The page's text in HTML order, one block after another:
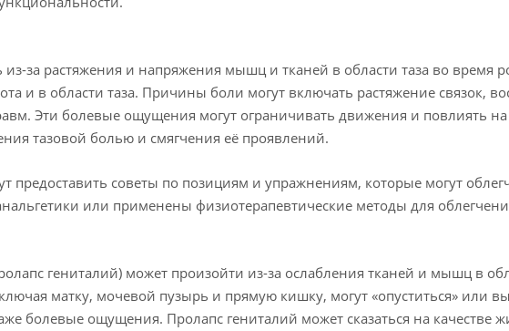
за растяжения и напряжения мышц и тканей в области таза во время
и в области таза. Причины боли могут включать растяжение связок,
Эти болевые ощущения могут ограничивать движения и повлиять
тазовой болью и смягчения её проявлений.
предоставить советы по позициям и упражнениям, которые могут
или применены физиотерапевтические методы для
гениталий) может произойти из-за ослабления тканей и мышц в
матку, мочевой пузырь и прямую кишку, могут «опуститься» или
болевые ощущения. Пролапс гениталий может сказаться на